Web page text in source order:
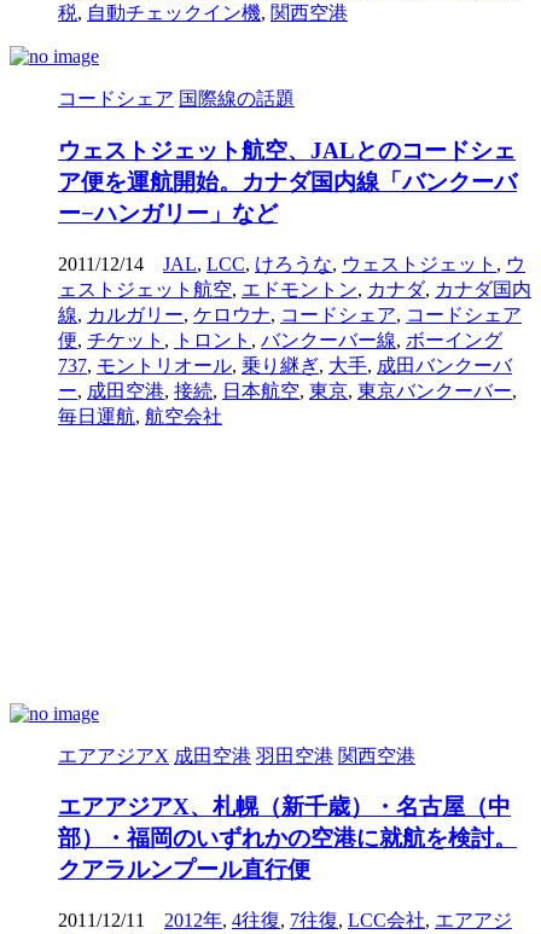
税, 自動チェックイン機, 関西空港
コードシェア 国際線の話題
ウェストジェット航空、JALとのコードシェ
ア便を運航開始。カナダ国内線「バンクーバ
ー−ハンガリー」など
2011/12/14 JAL, LCC, けろうな, ウェストジェット , ウ
ェストジェット航空, エドモントン, カナダ, カナダ国内
線, カルガリー, ケロウナ, コードシェア, コードシェア
便, チケット , トロント , バンクーバー線, ボーイング
737, モントリオール, 乗り継ぎ, 大手, 成田バンクーバ
ー, 成田空港, 接続, 日本航空, 東京, 東京バンクーバー,
毎日運航, 航空会社
エアアジアX 成田空港 羽田空港 関西空港
エアアジアX、札幌（新千歳）・名古屋（中
部）・福岡のいずれかの空港に就航を検討。
クアラルンプール直行便
2011/12/11 2012年, 4往復, 7往復, LCC会社, エアアジ